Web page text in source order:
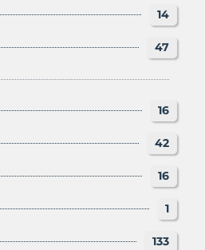
14
47
16
42
16
1
133